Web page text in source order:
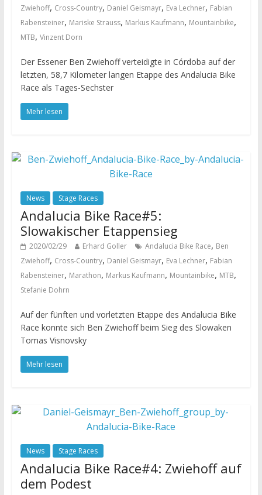
Zwiehoff, Cross-Country, Daniel Geismayr, Eva Lechner, Fabian
Rabensteiner, Mariske Strauss, Markus Kaufmann, Mountainbike,
MTB, Vinzent Dorn
Der Essener Ben Zwiehoff verteidigte in Córdoba auf der
letzten, 58,7 Kilometer langen Etappe des Andalucia Bike
Race als Tages-Sechster
Mehr lesen
News Stage Races
Andalucia Bike Race#5:
Slowakischer Etappensieg
2020/02/29 Erhard Goller Andalucia Bike Race, Ben
Zwiehoff, Cross-Country, Daniel Geismayr, Eva Lechner, Fabian
Rabensteiner, Marathon, Markus Kaufmann, Mountainbike, MTB,
Stefanie Dohrn
Auf der fünften und vorletzten Etappe des Andalucia Bike
Race konnte sich Ben Zwiehoff beim Sieg des Slowaken
Tomas Visnovsky
Mehr lesen
News Stage Races
Andalucia Bike Race#4: Zwiehoff auf
dem Podest